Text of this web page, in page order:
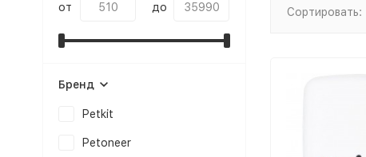
Сортировать:
от до
Бренд
Petkit
Petoneer